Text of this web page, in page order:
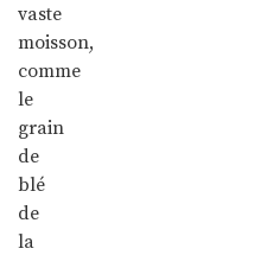
vaste
moisson,
comme
le
grain
de
blé
de
la